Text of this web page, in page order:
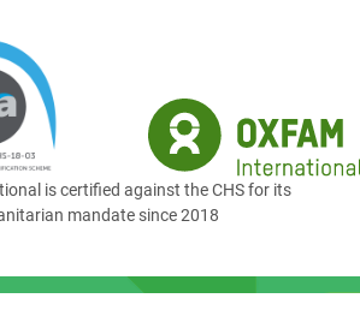
is certified against the CHS for its
mandate since 2018